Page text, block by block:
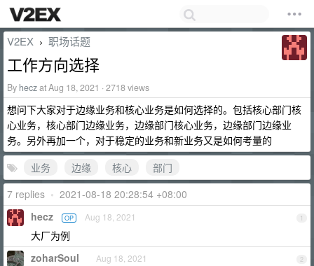
V2EX › 职场话题
工作方向选择
By heczat Aug 18, 2021 · 2718 views
想问下大家对于边缘业务和核心业务是如何选择的。包括核心部门核
心业务，核心部门边缘业务，边缘部门核心业务，边缘部门边缘业
务。另外再加一个，对于稳定的业务和新业务又是如何考量的
业务
边缘 核心
部门
7 replies • 2021-08-18 20:28:54 +08:00
1
hecz OP Aug 18, 2021
大厂为例
2
zoharSoul Aug 18, 2021